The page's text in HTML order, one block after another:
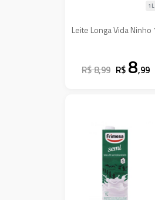
Leite Longa Vida Ninho
1L
R$ 8,99 R$ 8,99